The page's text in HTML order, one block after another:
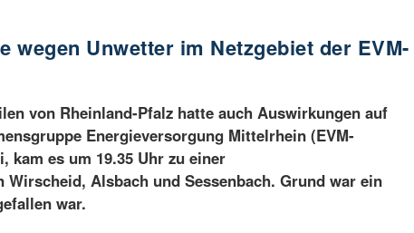
wegen Unwetter im Netzgebiet der EVM-
von Rheinland-Pfalz hatte auch Auswirkungen auf
Energieversorgung Mittelrhein (EVM-
kam es um 19.35 Uhr zu einer
Alsbach und Sessenbach. Grund war ein
war.